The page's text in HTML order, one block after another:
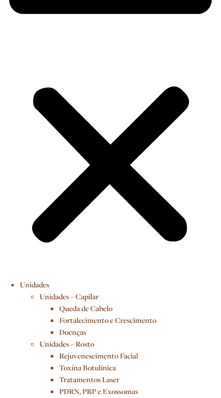
Unidades
Unidades – Capilar
Queda de Cabelo
Fortalecimento e Crescimento
Doenças
Unidades – Rosto
Rejuvenescimento Facial
Toxína Botulínica
Tratamentos Laser
PDRN, PRP e Exossomas